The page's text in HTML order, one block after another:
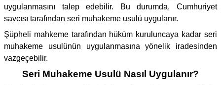
uygulanmasını talep edebilir. Bu durumda, Cumhuriyet
savcısı tarafından seri muhakeme usulü uygulanır.
Şüpheli mahkeme tarafından hüküm kuruluncaya kadar seri
muhakeme usulünün uygulanmasına yönelik iradesinden
vazgeçebilir.
Seri Muhakeme Usulü Nasıl Uygulanır?